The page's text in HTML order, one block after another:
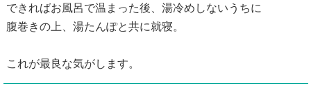
できればお風呂で温まった後、湯冷めしないうちに
腹巻きの上、湯たんぽと共に就寝。
これが最良な気がします。